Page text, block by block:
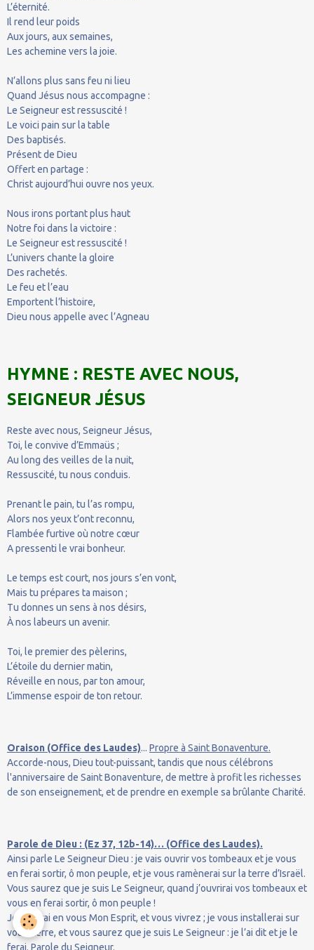
L’éternité.
Il rend leur poids
Aux jours, aux semaines,
Les achemine vers la joie.
N’allons plus sans feu ni lieu
Quand Jésus nous accompagne :
Le Seigneur est ressuscité !
Le voici pain sur la table
Des baptisés.
Présent de Dieu
Offert en partage :
Christ aujourd’hui ouvre nos yeux.
Nous irons portant plus haut
Notre foi dans la victoire :
Le Seigneur est ressuscité !
L’univers chante la gloire
Des rachetés.
Le feu et l’eau
Emportent l’histoire,
Dieu nous appelle avec l’Agneau
HYMNE : RESTE AVEC NOUS,
SEIGNEUR JÉSUS
Reste avec nous, Seigneur Jésus,
Toi, le convive d’Emmaüs ;
Au long des veilles de la nuit,
Ressuscité, tu nous conduis.
Prenant le pain, tu l’as rompu,
Alors nos yeux t’ont reconnu,
Flambée furtive où notre cœur
A pressenti le vrai bonheur.
Le temps est court, nos jours s’en vont,
Mais tu prépares ta maison ;
Tu donnes un sens à nos désirs,
À nos labeurs un avenir.
Toi, le premier des pèlerins,
L’étoile du dernier matin,
Réveille en nous, par ton amour,
L’immense espoir de ton retour.
Oraison (Office des Laudes)... Propre à Saint Bonaventure.
Accorde-nous, Dieu tout-puissant, tandis que nous célébrons
l'anniversaire de Saint Bonaventure, de mettre à profit les richesses
de son enseignement, et de prendre en exemple sa brûlante Charité.
Parole de Dieu : (Ez 37, 12b-14)… (Office des Laudes).
Ainsi parle Le Seigneur Dieu : je vais ouvrir vos tombeaux et je vous
en ferai sortir, ô mon peuple, et je vous ramènerai sur la terre d’Israël.
Vous saurez que je suis Le Seigneur, quand j’ouvrirai vos tombeaux et
vous en ferai sortir, ô mon peuple !
Je mettrai en vous Mon Esprit, et vous vivrez ; je vous installerai sur
votre terre, et vous saurez que je suis Le Seigneur : je l’ai dit et je le
ferai. Parole du Seigneur.